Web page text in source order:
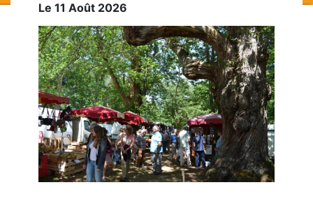
Le 11 Août 2026